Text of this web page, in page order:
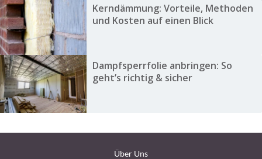
Kerndämmung: Vorteile, Methoden
und Kosten auf einen Blick
Dampfsperrfolie anbringen: So
geht’s richtig & sicher
Über Uns